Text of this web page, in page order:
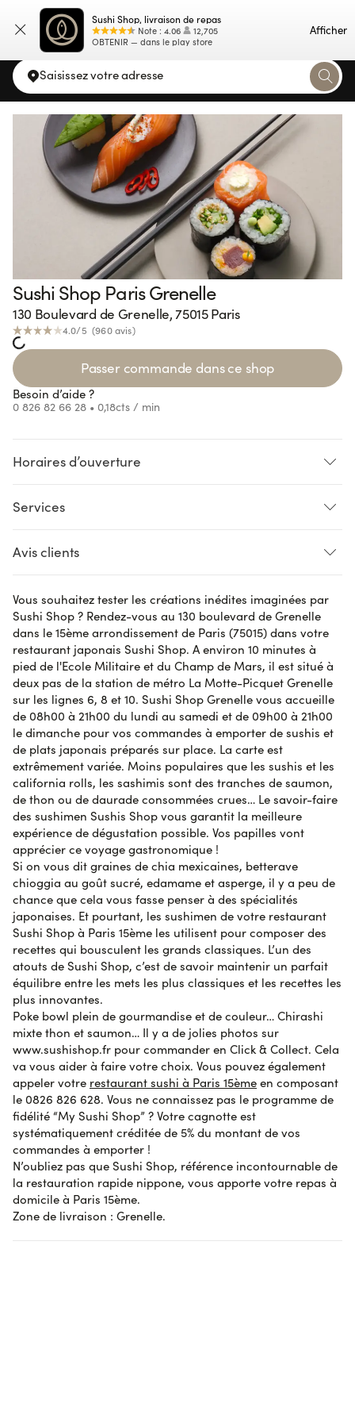
Sushi Shop, livraison de repas
Note : 4.06
12,705
OBTENIR — dans le play store
Afficher
Carte
Saisissez votre adresse
Sushi Shop Paris Grenelle
130 Boulevard de Grenelle, 75015 Paris
4.0/5 (960 avis)
Passer commande dans ce shop
Besoin d’aide ?
0 826 82 66 28 • 0,18cts / min
Horaires d’ouverture
Services
CLICK AND COLLECT
Avis clients
Maguy Z.le 29 octobre 2023 AVIS VÉRIFIÉ
Délicieux !! rien à ajouter.
Meryem A.le 28 octobre 2023 AVIS VÉRIFIÉ
Qualité médiocre Sushi pas assez garni
Evgeniia G.le 27 octobre 2023 AVIS VÉRIFIÉ
It was good
Roxana S. le 26 octobre 2023 AVIS VÉRIFIÉ
Tres bien!!
Joy R.le 26 octobre 2023 AVIS VÉRIFIÉ
Les quantités des ingrédients étaient inférieures à
celle connues pour une version large.
Marie Christine C.le 25 octobre 2023 AVIS VÉRIFIÉ
Excellent tant sur la qualité des produits que du
service.
AVIS SOUMIS À UN CONTRÔLE
Afficher l'attestation de confiance
Vous souhaitez tester les créations inédites imaginées par
Sushi Shop ? Rendez-vous au 130 boulevard de Grenelle
dans le 15ème arrondissement de Paris (75015) dans votre
restaurant japonais Sushi Shop. A environ 10 minutes à
pied de l'Ecole Militaire et du Champ de Mars, il est situé à
deux pas de la station de métro La Motte-Picquet Grenelle
sur les lignes 6, 8 et 10. Sushi Shop Grenelle vous accueille
de 08h00 à 21h00 du lundi au samedi et de 09h00 à 21h00
le dimanche pour vos commandes à emporter de sushis et
de plats japonais préparés sur place. La carte est
extrêmement variée. Moins populaires que les sushis et les
california rolls, les sashimis sont des tranches de saumon,
de thon ou de daurade consommées crues… Le savoir-faire
des sushimen Sushis Shop vous garantit la meilleure
expérience de dégustation possible. Vos papilles vont
apprécier ce voyage gastronomique !
Si on vous dit graines de chia mexicaines, betterave
chioggia au goût sucré, edamame et asperge, il y a peu de
chance que cela vous fasse penser à des spécialités
japonaises. Et pourtant, les sushimen de votre restaurant
Sushi Shop à Paris 15ème les utilisent pour composer des
recettes qui bousculent les grands classiques. L’un des
atouts de Sushi Shop, c’est de savoir maintenir un parfait
équilibre entre les mets les plus classiques et les recettes les
plus innovantes.
Poke bowl plein de gourmandise et de couleur… Chirashi
mixte thon et saumon… Il y a de jolies photos sur
www.sushishop.fr pour commander en Click & Collect. Cela
va vous aider à faire votre choix. Vous pouvez également
appeler votre restaurant sushi à Paris 15ème en composant
le 0826 826 628. Vous ne connaissez pas le programme de
fidélité “My Sushi Shop” ? Votre cagnotte est
systématiquement créditée de 5% du montant de vos
commandes à emporter !
N’oubliez pas que Sushi Shop, référence incontournable de
la restauration rapide nippone, vous apporte votre repas à
domicile à Paris 15ème.
Zone de livraison : Grenelle.